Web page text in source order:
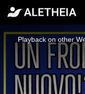
Playback on other